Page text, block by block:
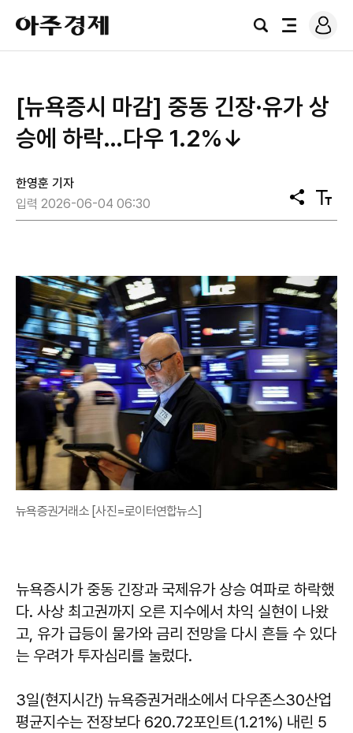
아
주
경
검
전
로
그
[뉴욕증시 마감] 중동 긴장·유가 상
승에 하락…다우 1.2%↓
한영훈 기자
입력 2026-06-04 06:30
공
유
텍
스
뉴욕증권거래소 [사진=로이터연합뉴스]
뉴욕증시가 중동 긴장과 국제유가 상승 여파로 하락했
다. 사상 최고권까지 오른 지수에서 차익 실현이 나왔
고, 유가 급등이 물가와 금리 전망을 다시 흔들 수 있다
는 우려가 투자심리를 눌렀다.
3일(현지시간) 뉴욕증권거래소에서 다우존스30산업
평균지수는 전장보다 620.72포인트(1.21%) 내린 5